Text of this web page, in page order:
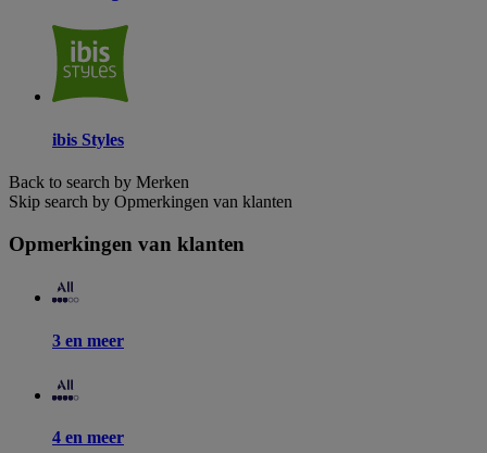
ibis Styles
Back to search by Merken
Skip search by Opmerkingen van klanten
Opmerkingen van klanten
3 en meer
4 en meer